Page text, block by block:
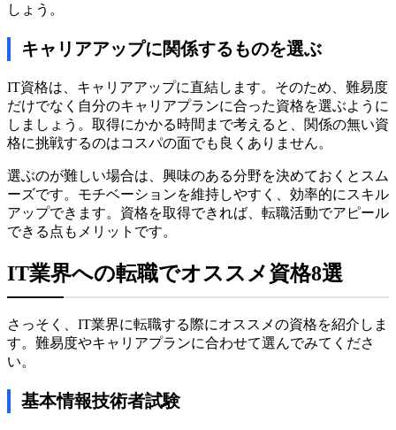
しょう。
キャリアアップに関係するものを選ぶ
IT資格は、キャリアアップに直結します。そのため、難易度
だけでなく自分のキャリアプランに合った資格を選ぶように
しましょう。取得にかかる時間まで考えると、関係の無い資
格に挑戦するのはコスパの面でも良くありません。
選ぶのが難しい場合は、興味のある分野を決めておくとスム
ーズです。モチベーションを維持しやすく、効率的にスキル
アップできます。資格を取得できれば、転職活動でアピール
できる点もメリットです。
IT業界への転職でオススメ資格8選
さっそく、IT業界に転職する際にオススメの資格を紹介しま
す。難易度やキャリアプランに合わせて選んでみてくださ
い。
基本情報技術者試験